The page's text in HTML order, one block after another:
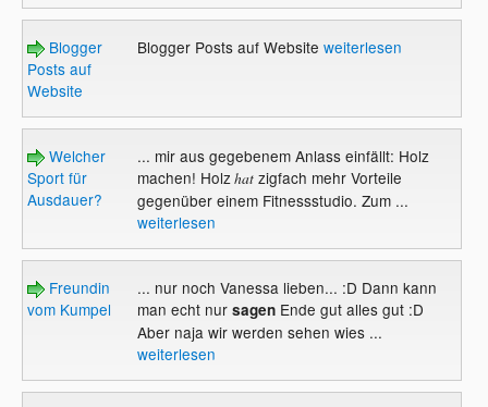
Blogger
Posts auf
Website
Blogger Posts auf Website weiterlesen
Welcher
Sport für
Ausdauer?
... mir aus gegebenem Anlass einfällt: Holz
machen! Holzhatzigfach mehr Vorteile
gegenüber einem Fitnessstudio. Zum ...
weiterlesen
Freundin
vom Kumpel
... nur noch Vanessa lieben... :D Dann kann
man echt nursagenEnde gut alles gut :D
Aber naja wir werden sehen wies ...
weiterlesen